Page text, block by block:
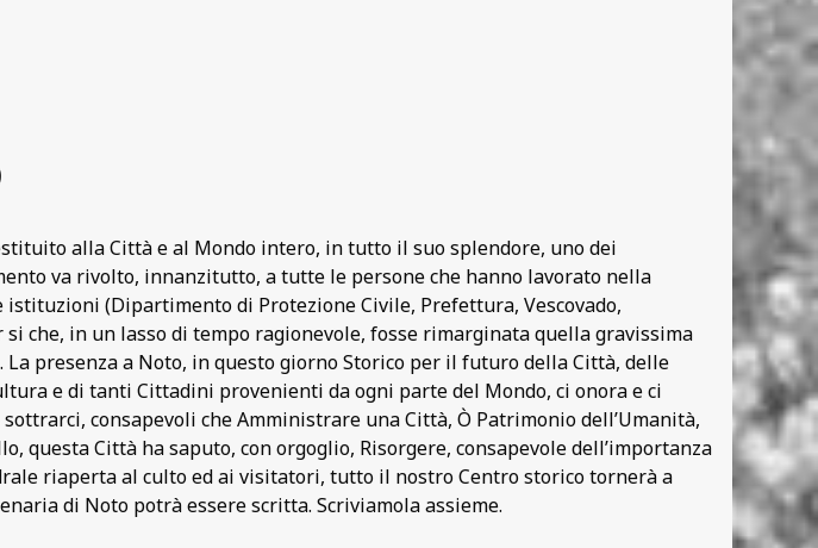
alla Città e al Mondo intero, in tutto il suo splendore, uno dei
va rivolto, innanzitutto, a tutte le persone che hanno lavorato nella
(Dipartimento di Protezione Civile, Prefettura, Vescovado,
che, in un lasso di tempo ragionevole, fosse rimarginata quella gravissima
presenza a Noto, in questo giorno Storico per il futuro della Città, delle
e di tanti Cittadini provenienti da ogni parte del Mondo, ci onora e ci
consapevoli che Amministrare una Città, Ò Patrimonio dell’Umanità,
questa Città ha saputo, con orgoglio, Risorgere, consapevole dell’importanza
riaperta al culto ed ai visitatori, tutto il nostro Centro storico tornerà a
di Noto potrà essere scritta. Scriviamola assieme.